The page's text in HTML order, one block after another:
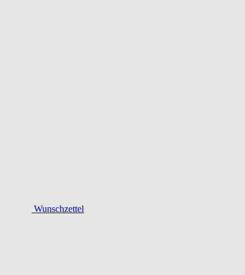
Wunschzettel